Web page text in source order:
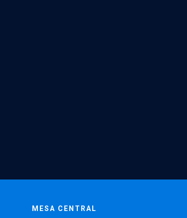
MESA CENTRAL